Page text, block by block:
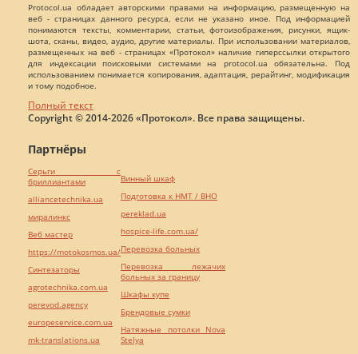
Protocol.ua обладает авторскими правами на информацию, размещенную на
веб - страницах данного ресурса, если не указано иное. Под информацией
понимаются тексты, комментарии, статьи, фотоизображения, рисунки, ящик-
шота, сканы, видео, аудио, другие материалы. При использовании материалов,
размещенных на веб - страницах «Протокол» наличие гиперссылки открытого
для индексации поисковыми системами на protocol.ua обязательна. Под
использованием понимается копирования, адаптация, рерайтинг, модификация
и тому подобное.
Полный текст
Copyright © 2014-2026 «Протокол». Все права защищены.
Партнёры
Серьги с
бриллиантами
alliancetechnika.ua
миралинкс
Веб мастер
https://motokosmos.ua/
Синтезаторы
agrotechnika.com.ua
perevod.agency
europeservice.com.ua
mk-translations.ua
Винный шкаф
Подготовка к НМТ / ВНО
pereklad.ua
hospice-life.com.ua/
Перевозка больных
Перевозка лежачих
больных за границу
Шкафы купе
Брендовые сумки
Натяжные потолки Nova
Stelya